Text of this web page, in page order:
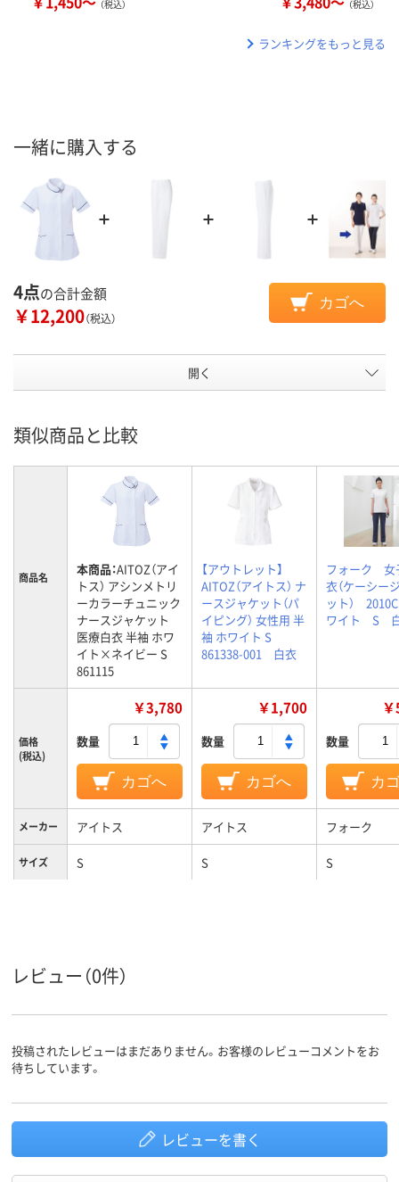
（税込） （税込）
ランキングをもっと見る
一緒に購入する
4点の合計金額
￥12,200（税込）
カゴへ
開く
類似商品と比較
商品名 本商品：AITOZ（アイ
トス） アシンメトリ
ーカラーチュニック
ナースジャケット
医療白衣 半袖 ホワ
イト×ネイビー S
861115
【アウトレット】
AITOZ（アイトス） ナ
ースジャケット（パ
イピング） 女性用 半
袖 ホワイト S
861338-001 白衣
フォーク 女
衣（ケーシー
ット）
ワイト S
価格
(税込)
￥3,780
数量
カゴへ
￥1,700
数量
カゴへ
数量
カ
メーカー アイトス アイトス フォーク
サイズ S S S
ストレッチギャバ
100%）
100%）
レビュー（0件）
投稿されたレビューはまだありません。お客様のレビューコメントをお
待ちしています。
レビューを書く